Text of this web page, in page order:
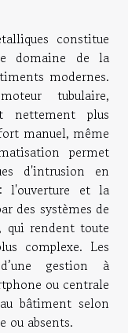
constitue
domaine de la
modernes.
tubulaire,
nettement plus
manuel, même
permet
d'intrusion en
l'ouverture et la
des systèmes de
qui rendent toute
complexe. Les
gestion à
ou centrale
bâtiment selon
ou absents.